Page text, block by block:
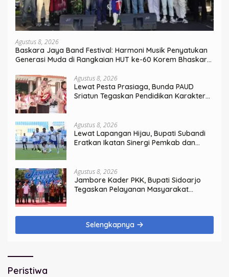
Agustus 8, 2026
Baskara Jaya Band Festival: Harmoni Musik Penyatukan
Generasi Muda di Rangkaian HUT ke-60 Korem Bhaskara
Agustus 8, 2026
Lewat Pesta Prasiaga, Bunda PAUD
Sriatun Tegaskan Pendidikan Karakter
Agustus 8, 2026
Lewat Lapangan Hijau, Bupati Subandi
Eratkan Ikatan Sinergi Pemkab dan
Agustus 8, 2026
Jambore Kader PKK, Bupati Sidoarjo
Tegaskan Pelayanan Masyarakat
Selengkapnya
Peristiwa